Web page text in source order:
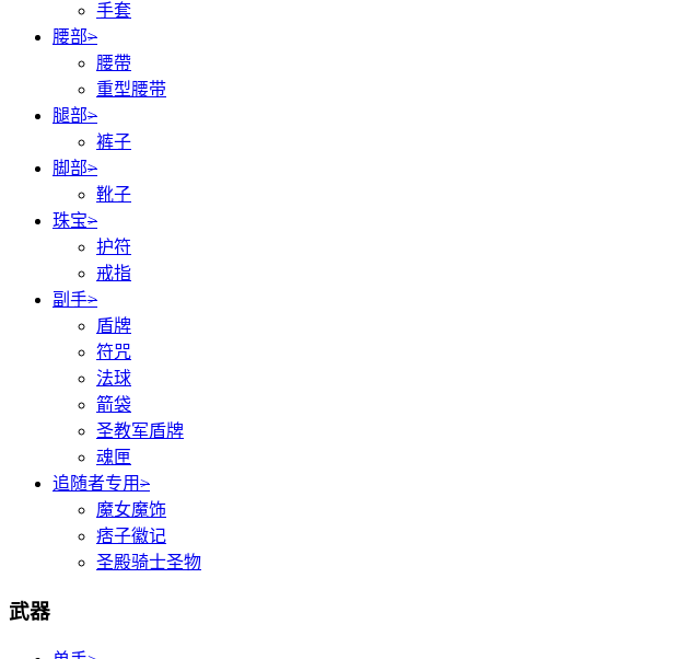
手套
腰部>
腰帶
重型腰带
腿部>
裤子
脚部>
靴子
珠宝>
护符
戒指
副手>
盾牌
符咒
法球
箭袋
圣教军盾牌
魂匣
追随者专用>
魔女魔饰
痞子徽记
圣殿骑士圣物
武器